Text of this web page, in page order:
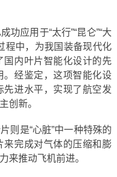
应用于“太行”“昆仑”“大
程中，为我国装备现代化
国内叶片智能化设计的先
。经鉴定，这项智能化设
进水平，实现了航空发
创新。
是“心脏”中一种特殊的
完成对气体的压缩和膨
来推动飞机前进。